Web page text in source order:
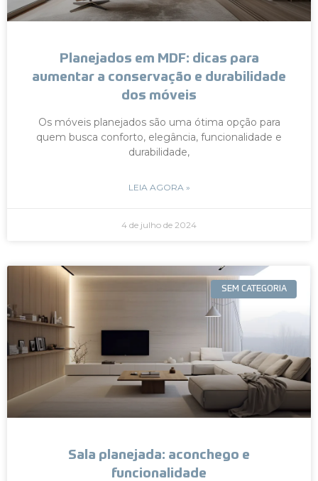
Planejados em MDF: dicas para
aumentar a conservação e durabilidade
dos móveis
Os móveis planejados são uma ótima opção para
quem busca conforto, elegância, funcionalidade e
durabilidade,
LEIA AGORA »
4 de julho de 2024
SEM CATEGORIA
Sala planejada: aconchego e
funcionalidade